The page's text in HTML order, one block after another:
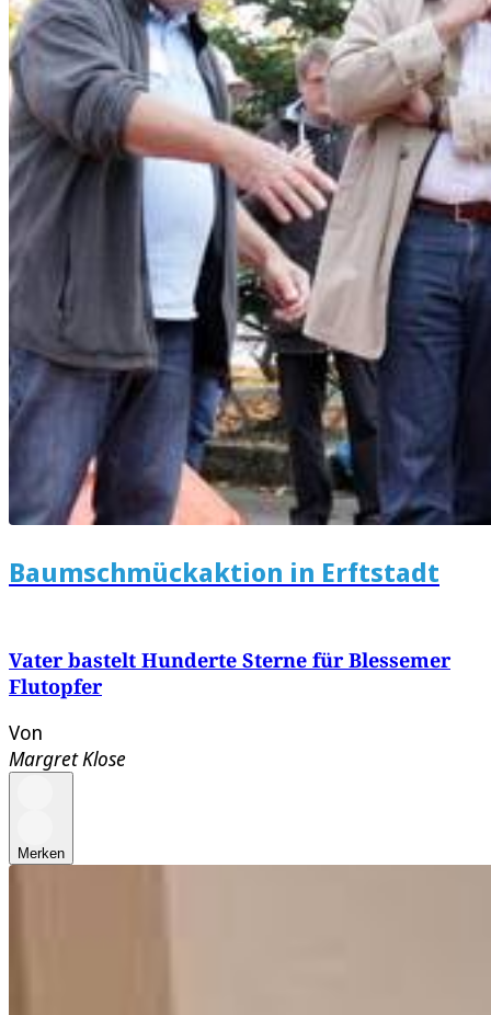
Baumschmückaktion in Erftstadt
Vater bastelt Hunderte Sterne für Blessemer
Flutopfer
Von
Margret Klose
Merken